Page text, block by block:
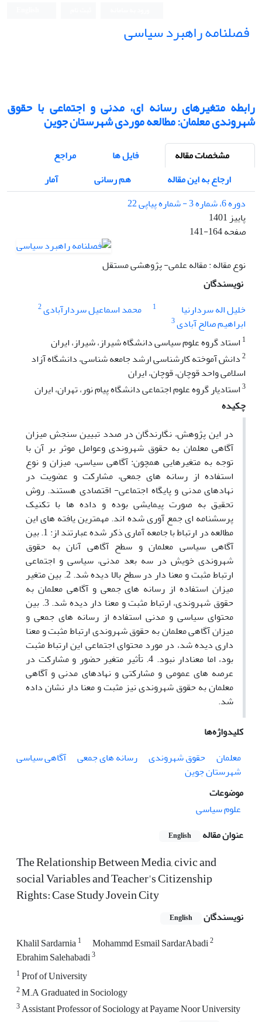
فصلنامه راهبرد سیاسی
رابطه متغیرهای رسانه ای، مدنی و اجتماعی با حقوق
شهروندی معلمان: مطالعه موردی شهرستان جوین
مشخصات مقاله فایل ها
مراجع
ارجاع به این مقاله
هم رسانی
آمار
دوره 6، شماره 3 - شماره پیاپی 22
پاییز 1401
صفحه141-164
نوع مقاله : مقاله علمی- پژوهشی مستقل
نویسندگان
خلیل اله سردارنیا
1 محمد اسماعیل سردارآبادی2
ابراهیم صالح آبادی3
1 استاد گروه علوم سیاسی دانشگاه شیراز، شیراز، ایران
2دانش آموخته کارشناسی ارشد جامعه شناسی، دانشگاه آزاد
اسلامی واحد قوچان، قوچان، ایران
3استادیار گروه علوم اجتماعی دانشگاه پیام نور، تهران، ایران
چکیده
در این پژوهش، نگارندگان در صدد تبیین سنجش میزان
آگاهی معلمان به حقوق شهروندی وعوامل موثر بر آن با
توجه به متغیرهایی همچون: آگاهی سیاسی، میزان و نوع
استفاده از رسانه های جمعی، مشارکت و عضویت در
نهادهای مدنی و پایگاه اجتماعی- اقتصادی هستند. روش
تحقیق به صورت پیمایشی بوده و داده ها با تکنیک
پرسشنامه ای جمع آوری شده اند. مهمترین یافته های این
مطالعه در ارتباط با جامعه آماری ذکر شده عبارتند از: 1. بین
آگاهی سیاسی معلمان و سطح آگاهی آنان به حقوق
شهروندی خویش در سه بعد مدنی، سیاسی و اجتماعی
ارتباط مثبت و معنا دار در سطح بالا دیده شد. 2. بین متغیر
میزان استفاده از رسانه های جمعی و آگاهی معلمان به
حقوق شهروندی، ارتباط مثبت و معنا دار دیده شد. 3. بین
محتوای سیاسی و مدنی استفاده از رسانه های جمعی و
میزان آگاهی معلمان به حقوق شهروندی ارتباط مثبت و معنا
داری دیده شد، در مورد محتوای اجتماعی این ارتباط مثبت
بود، اما معنادار نبود. 4. تأثیر متغیر حضور و مشارکت در
عرصه های عمومی و مشارکتی و نهادهای مدنی و آگاهی
معلمان به حقوق شهروندی نیز مثبت و معنا دار نشان داده
شد.
کلیدواژه‌ها
معلمان
حقوق شهروندی رسانه های جمعی
آگاهی سیاسی
شهرستان جوین
موضوعات
علوم سیاسی
عنوان مقاله
English
The Relationship Between Media, civic and
social Variables and Teacher's Citizenship
Rights: Case Study Jovein City
نویسندگان English
Khalil Sardarnia1 Mohammd Esmail SardarAbadi2
Ebrahim Salehabadi3
1Prof of University
2M.A Graduated in Sociology
3Assistant Professor of Sociology at Payame Noor University